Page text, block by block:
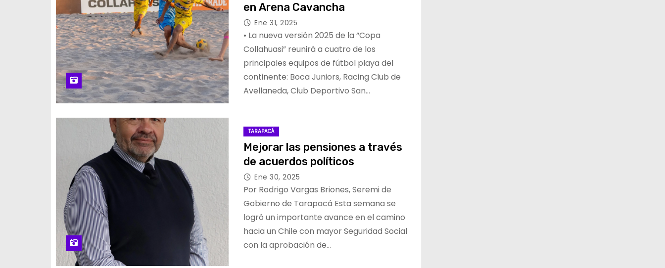
en Arena Cavancha
Ene 31, 2025
• La nueva versión 2025 de la “Copa
Collahuasi” reunirá a cuatro de los
principales equipos de fútbol playa del
continente: Boca Juniors, Racing Club de
Avellaneda, Club Deportivo San…
TARAPACÁ
Mejorar las pensiones a través
de acuerdos políticos
Ene 30, 2025
Por Rodrigo Vargas Briones, Seremi de
Gobierno de Tarapacá Esta semana se
logró un importante avance en el camino
hacia un Chile con mayor Seguridad Social
con la aprobación de…